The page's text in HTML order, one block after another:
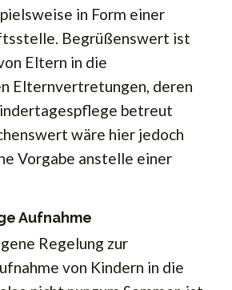
in Form einer
Begrüßenswert ist
Eltern in die
Elternvertretungen, deren
betreut
wäre hier jedoch
Vorgabe anstelle einer
Aufnahme
Regelung zur
von Kindern in die